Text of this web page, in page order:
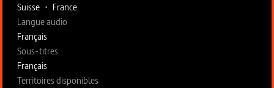
Suisse • France
Langue audio
Français
Sous-titres
Français
Territoires disponibles